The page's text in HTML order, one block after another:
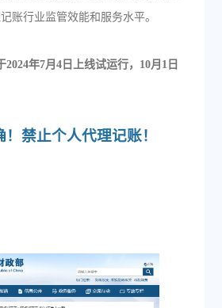
账行业监管效能和服务水平。
年7月4日上线试运行，10月1日
禁止个人代理记账！